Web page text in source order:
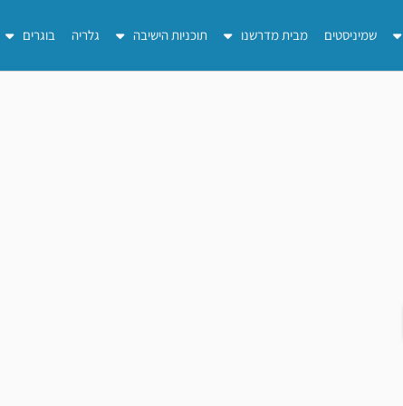
שמיניסטים מבית מדרשנו תוכניות הישיבה גלריה בוגרים